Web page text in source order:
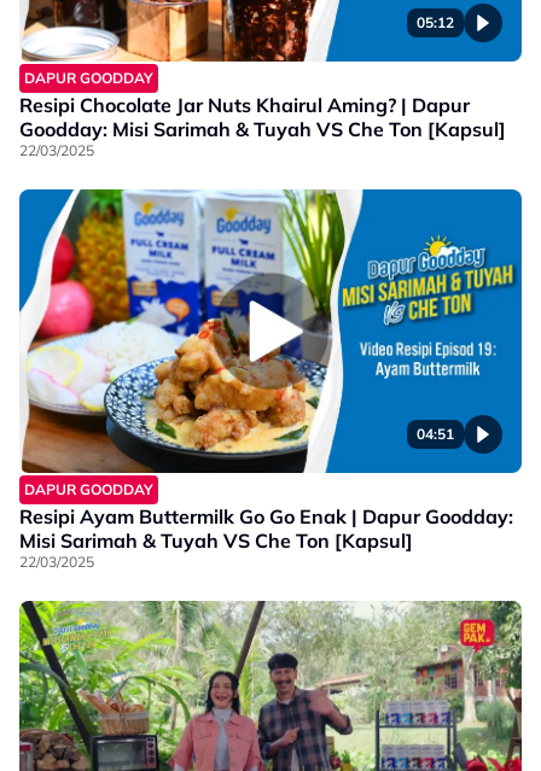
05:12
DAPUR GOODDAY
Resipi Chocolate Jar Nuts Khairul Aming? | Dapur
Goodday: Misi Sarimah & Tuyah VS Che Ton [Kapsul]
22/03/2025
04:51
DAPUR GOODDAY
Resipi Ayam Buttermilk Go Go Enak | Dapur Goodday:
Misi Sarimah & Tuyah VS Che Ton [Kapsul]
22/03/2025